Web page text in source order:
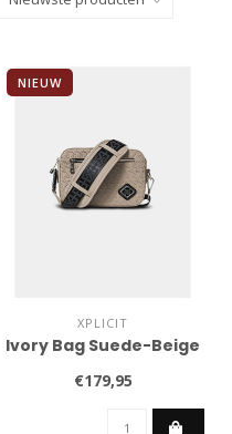
NIEUW
XPLICIT
Ivory Bag Suede-Beige
€179,95